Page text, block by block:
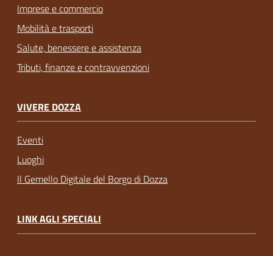
Imprese e commercio
Mobilità e trasporti
Salute, benessere e assistenza
Tributi, finanze e contravvenzioni
VIVERE DOZZA
Eventi
Luoghi
Il Gemello Digitale del Borgo di Dozza
LINK AGLI SPECIALI